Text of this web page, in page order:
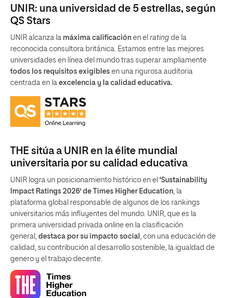
UNIR: una universidad de 5 estrellas, según
QS Stars
UNIR alcanza la máxima calificación en el rating de la
reconocida consultora británica. Estamos entre las mejores
universidades en línea del mundo tras superar ampliamente
todos los requisitos exigibles en una rigurosa auditoria
centrada en la excelencia y la calidad educativa.
THE sitúa a UNIR en la élite mundial
universitaria por su calidad educativa
UNIR logra un posicionamiento histórico en el ‘Sustainability
Impact Ratings 2026’ de Times Higher Education , la
plataforma global responsable de algunos de los rankings
universitarios más influyentes del mundo. UNIR, que es la
primera universidad privada online en la clasificación
general, destaca por su impacto social
, con una educación de
calidad, su contribución al desarrollo sostenible, la igualdad de
genero y el trabajo decente.